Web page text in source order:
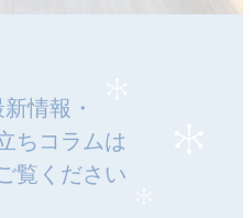
情報・
ちコラムは
覧ください